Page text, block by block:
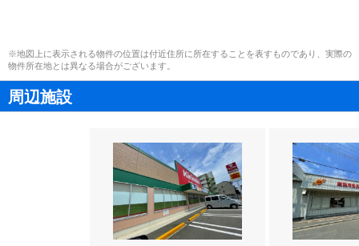
※地図上に表示される物件の位置は付近住所に所在することを表すものであり、実際の
物件所在地とは異なる場合がございます。
周辺施設